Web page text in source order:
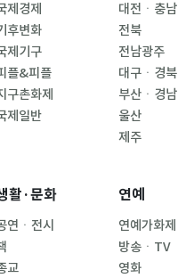
제경제
후변화
제기구
플&피플
구촌화제
제일반
대전ㆍ충남
전북
전남광주
대구ㆍ경북
부산ㆍ경남
울산
제주
활·문화
연ㆍ전시
교
연예
연예가화제
방송ㆍTV
영화